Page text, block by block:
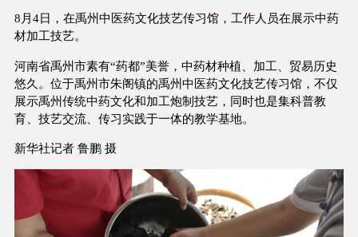
8月4日，在禹州中医药文化技艺传习馆，工作人员在展示中药
材加工技艺。
河南省禹州市素有“药都”美誉，中药材种植、加工、贸易历史
悠久。位于禹州市朱阁镇的禹州中医药文化技艺传习馆，不仅
展示禹州传统中药文化和加工炮制技艺，同时也是集科普教
育、技艺交流、传习实践于一体的教学基地。
新华社记者 鲁鹏 摄